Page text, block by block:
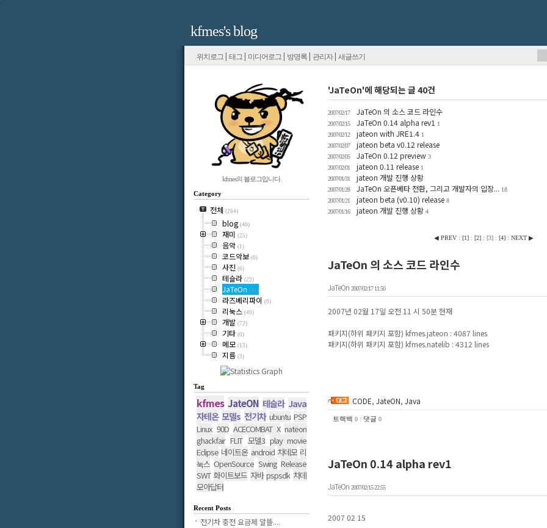
kfmes's blog
위치로그 | 태그 | 미디어로그 | 방명록 | 관리자| 새글쓰기
'JaTeOn'에 해당되는 글 40건
2007/02/17 JaTeOn 의 소스 코드 라인수
2007/02/15 JaTeOn 0.14 alpha rev1
1
2007/02/12
jateon with JRE1.4 1
2007/02/07
jateon beta v0.12 release
2007/02/05 JaTeOn 0.12 preview 3
2007/02/01
jateon 0.11 release 1
2007/01/31
jateon 개발 진행 상황
2007/01/28 JaTeOn 오픈베타 전환, 그리고 개발자의 입장... 18
2007/01/21
jateon beta (v0.10) release 8
2007/01/16
jateon 개발 진행 상황 4
◀ PREV : [1]: [2]: [3]: [4]: NEXT ▶
JaTeOn 의 소스 코드 라인수
JaTeOn 2007/02/17 11:50
2007년 02월 17일 오전 11 시 50분 현재
패키지(하위 패키지 포함) kfmes.jateon : 4087 lines
패키지(하위 패키지 포함) kfmes.natelib : 4312 lines
CODE, JateON, Java
트랙백 0 : 댓글 0
JaTeOn 0.14 alpha rev1
JaTeOn 2007/02/15 22:55
2007 02 15
kfmes의 블로그입니다.
Category
전체 (264)
blog (40)
재미 (25)
음악 (1)
코드악보 (0)
사진 (6)
테슬라 (23)
JaTeOn (40)
라즈베리파이 (0)
리눅스 (40)
개발 (72)
기타 (0)
메모 (13)
지름 (3)
Tag
kfmes JateON 테슬라 Java
자테온 모델s 전기차 ubuntu PSP
Linux 90D ACECOMBAT X nateon
ghackfair FLIT 모델3 play movie
Eclipse 네이트온 android 차데모 리
눅스 OpenSource Swing Release
SWT 화이트보드 자바 pspsdk 차데
모아답터
Recent Posts
전기차 충전 요금제 알뜰....